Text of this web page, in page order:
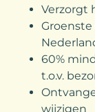
Verzorgt
60%
t.o.v.
wijzigen